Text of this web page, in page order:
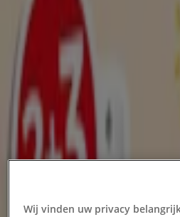
Drogisterij &
Amersfoort -
en sale
Tiendeo in Amersfoort
Drogisterij & Parfumerie
Amersfoort
Wij vinden uw privacy